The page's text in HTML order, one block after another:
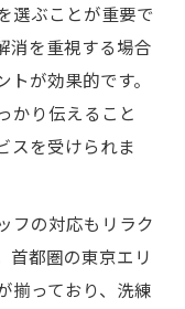
選ぶことが重要で
消を重視する場合
が効果的です。
かり伝えること
スを受けられま
フの対応もリラク
首都圏の東京エリ
揃っており、洗練